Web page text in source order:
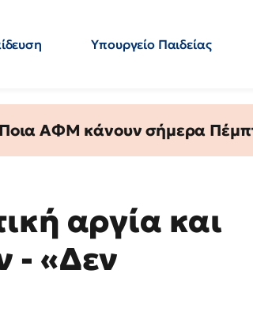
Υπουργείο Παιδείας
ΑΦΜ κάνουν σήμερα
αργία και
- «Δεν